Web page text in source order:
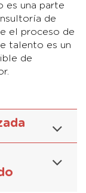
es una parte
de
el proceso de
talento es un
de